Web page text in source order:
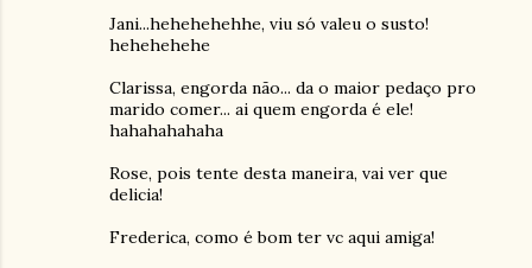
Jani...hehehehehhe, viu só valeu o susto!
hehehehehe
Clarissa, engorda não... da o maior pedaço pro
marido comer... ai quem engorda é ele!
hahahahahaha
Rose, pois tente desta maneira, vai ver que
delicia!
Frederica, como é bom ter vc aqui amiga!